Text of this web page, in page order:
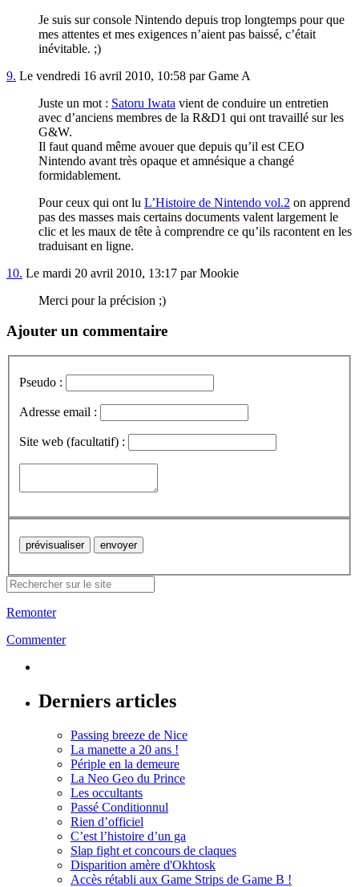
Je suis sur console Nintendo depuis trop longtemps pour que
mes attentes et mes exigences n’aient pas baissé, c’était
inévitable. ;)
9. Le vendredi 16 avril 2010, 10:58 par Game A
Juste un mot : Satoru Iwata vient de conduire un entretien
avec d’anciens membres de la R&D1 qui ont travaillé sur les
G&W.
Il faut quand même avouer que depuis qu’il est CEO
Nintendo avant très opaque et amnésique a changé
formidablement.
Pour ceux qui ont lu L’Histoire de Nintendo vol.2 on apprend
pas des masses mais certains documents valent largement le
clic et les maux de tête à comprendre ce qu’ils racontent en les
traduisant en ligne.
10. Le mardi 20 avril 2010, 13:17 par Mookie
Merci pour la précision ;)
Ajouter un commentaire
Pseudo :
Adresse email :
Site web (facultatif) :
Remonter
Commenter
Derniers articles
Passing breeze de Nice
La manette a 20 ans !
Périple en la demeure
La Neo Geo du Prince
Les occultants
Passé Conditionnul
Rien d’officiel
C’est l’histoire d’un ga
Slap fight et concours de claques
Disparition amère d'Okhtosk
Accès rétabli aux Game Strips de Game B !